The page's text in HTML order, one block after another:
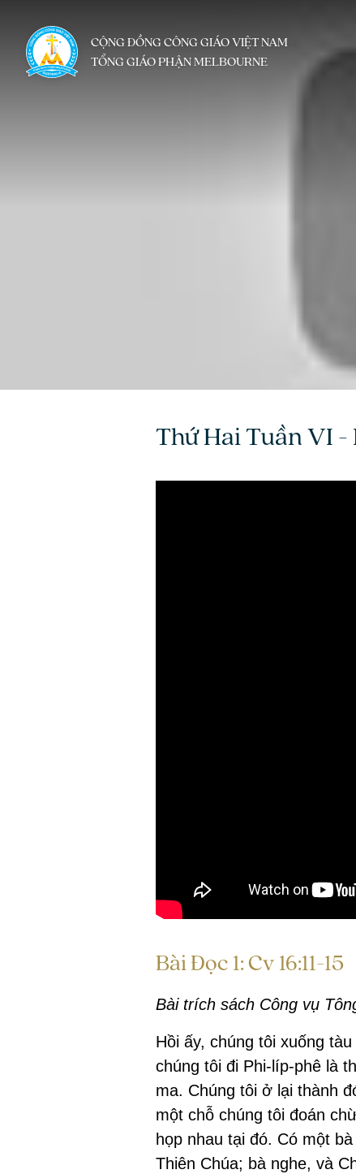
CỘNG ĐỒNG CÔNG GIÁO VIỆT NAM
TỔNG GIÁO PHẬN MELBOURNE
Thứ Hai Tuần VI -
Bài Đọc 1: Cv 16:11-15
Bài trích sách Công vụ
Hồi ấy, chúng tôi xuống
chúng tôi đi Phi-líp-phê là
ma. Chúng tôi ở lại thành
một chỗ chúng tôi đoán
họp nhau tại đó. Có một
Thiên Chúa; bà nghe, và